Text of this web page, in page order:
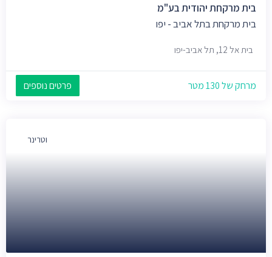
בית מרקחת יהודית בע"מ
בית מרקחת בתל אביב - יפו
בית אל 12, תל אביב-יפו
מרחק של 130 מטר פרטים נוספים
וטרינר